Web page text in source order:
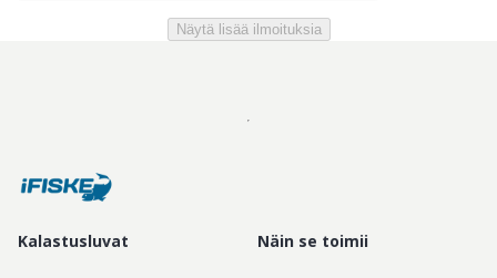
Näytä lisää ilmoituksia
Kalastusluvat Näin se toimii